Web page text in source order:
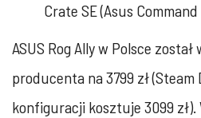
Crate SE (Asus
ASUS Rog Ally w Polsce
producenta na 3799 zł
konfiguracji kosztuje 3099 zł).